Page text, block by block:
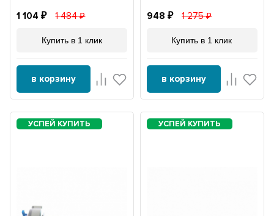
1 104 1 484
Купить в 1 клик
в корзину
948 1 275
Купить в 1 клик
в корзину